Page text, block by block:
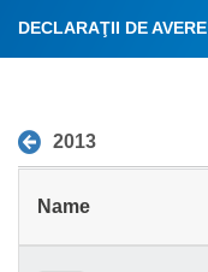
DECLARAŢII DE AVERE
2013
Name